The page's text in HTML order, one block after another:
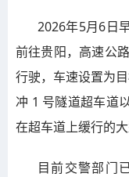
2026年5月6日
前往贵阳，高速公
行驶，车速设置为
冲 1 号隧道超车道
在超车道上缓行的大
目前交警部门